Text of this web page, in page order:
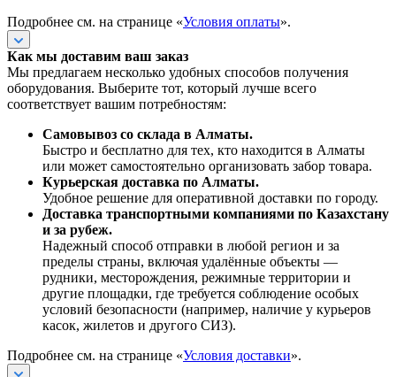
Подробнее см. на странице «Условия оплаты».
Как мы доставим ваш заказ
Мы предлагаем несколько удобных способов получения
оборудования. Выберите тот, который лучше всего
соответствует вашим потребностям:
Самовывоз со склада в Алматы.
Быстро и бесплатно для тех, кто находится в Алматы
или может самостоятельно организовать забор товара.
Курьерская доставка по Алматы.
Удобное решение для оперативной доставки по городу.
Доставка транспортными компаниями по Казахстану
и за рубеж.
Надежный способ отправки в любой регион и за
пределы страны, включая удалённые объекты —
рудники, месторождения, режимные территории и
другие площадки, где требуется соблюдение особых
условий безопасности (например, наличие у курьеров
касок, жилетов и другого СИЗ).
Подробнее см. на странице «Условия доставки».